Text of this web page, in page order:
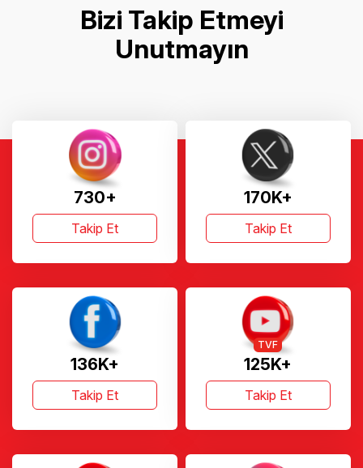
Bizi Takip Etmeyi
Unutmayın
730+
Takip Et
170K+
Takip Et
136K+
Takip Et
125K+
TVF
Takip Et